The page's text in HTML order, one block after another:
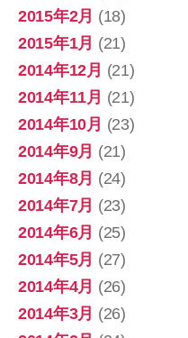
2015年2月 (18)
2015年1月 (21)
2014年12月 (21)
2014年11月 (21)
2014年10月 (23)
2014年9月 (21)
2014年8月 (24)
2014年7月 (23)
2014年6月 (25)
2014年5月 (27)
2014年4月 (26)
2014年3月 (26)